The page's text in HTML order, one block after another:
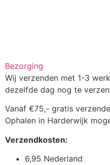
Bezorging
Wij verzenden met 1-3
dezelfde dag nog te
Vanaf €75,- gratis
Ophalen in Harderwijk
Verzendkosten:
6,95 Nederland